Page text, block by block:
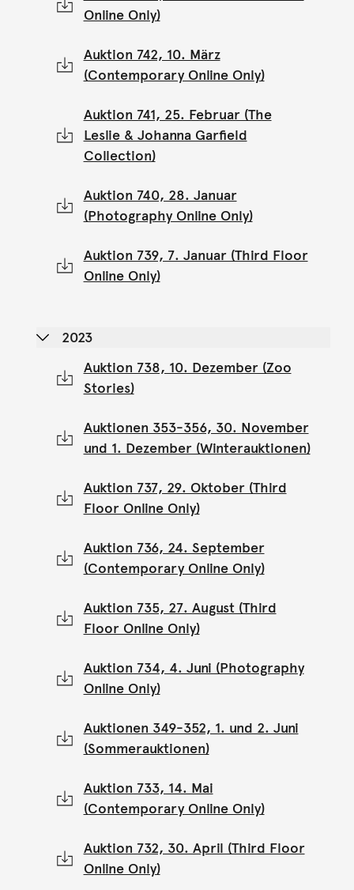
Online Only)
Auktion 742, 10. März
(Contemporary Online Only)
Auktion 741, 25. Februar (The
Leslie & Johanna Garfield
Collection)
Auktion 740, 28. Januar
(Photography Online Only)
Auktion 739, 7. Januar (Third Floor
Online Only)
2023
Auktion 738, 10. Dezember (Zoo
Stories)
Auktionen 353-356, 30. November
und 1. Dezember (Winterauktionen)
Auktion 737, 29. Oktober (Third
Floor Online Only)
Auktion 736, 24. September
(Contemporary Online Only)
Auktion 735, 27. August (Third
Floor Online Only)
Auktion 734, 4. Juni (Photography
Online Only)
Auktionen 349-352, 1. und 2. Juni
(Sommerauktionen)
Auktion 733, 14. Mai
(Contemporary Online Only)
Auktion 732, 30. April (Third Floor
Online Only)